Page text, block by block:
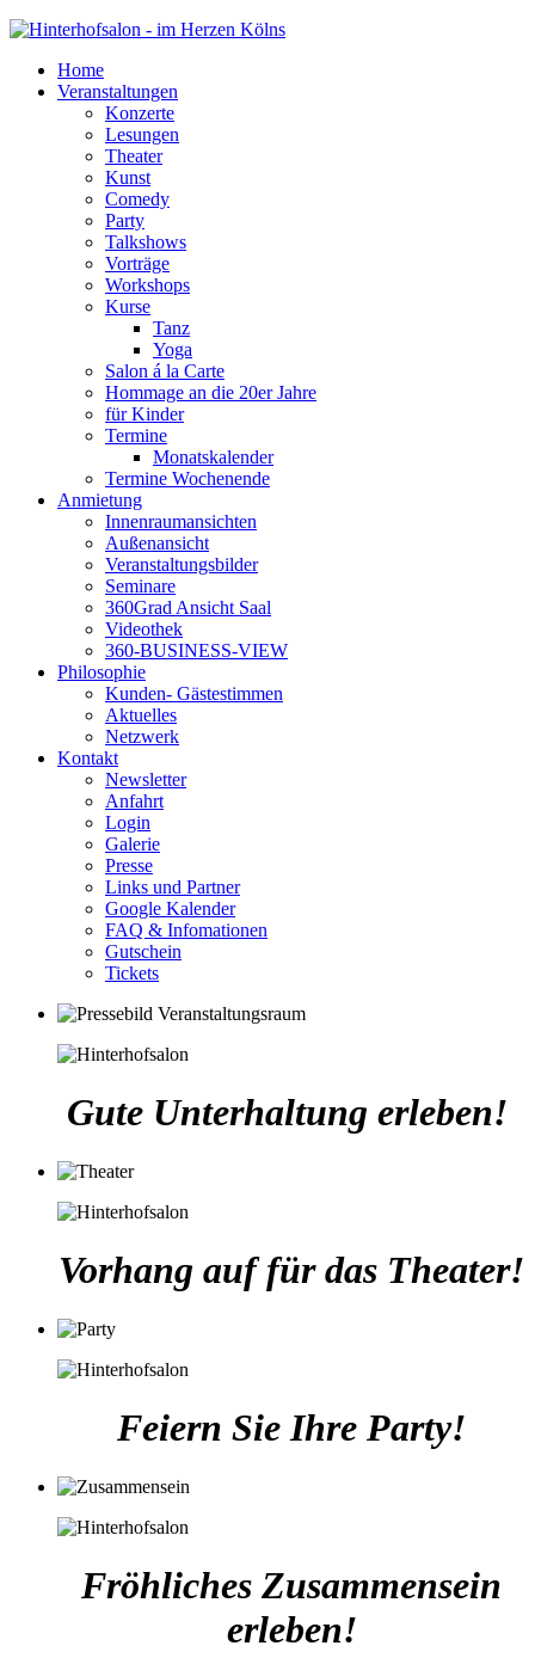
Home
Veranstaltungen
Konzerte
Lesungen
Theater
Kunst
Comedy
Party
Talkshows
Vorträge
Workshops
Kurse
Tanz
Yoga
Salon á la Carte
Hommage an die 20er Jahre
für Kinder
Termine
Monatskalender
Termine Wochenende
Anmietung
Innenraumansichten
Außenansicht
Veranstaltungsbilder
Seminare
360Grad Ansicht Saal
Videothek
360-BUSINESS-VIEW
Philosophie
Kunden- Gästestimmen
Aktuelles
Netzwerk
Kontakt
Newsletter
Anfahrt
Login
Galerie
Presse
Links und Partner
Google Kalender
FAQ & Infomationen
Gutschein
Tickets
Gute Unterhaltung erleben!
Vorhang auf für das Theater!
Feiern Sie Ihre Party!
Fröhliches Zusammensein
erleben!